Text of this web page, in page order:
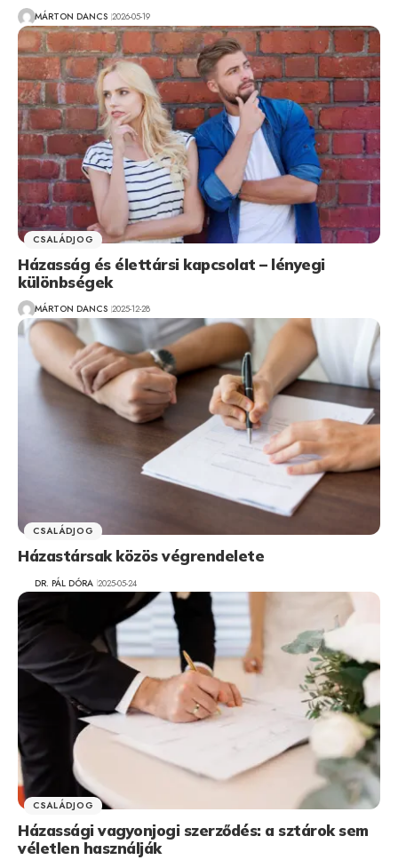
MÁRTON DANCS 2026-05-19
CSALÁDJOG
Házasság és élettársi kapcsolat – lényegi
különbségek
MÁRTON DANCS 2025-12-28
CSALÁDJOG
Házastársak közös végrendelete
DR. PÁL DÓRA 2025-05-24
CSALÁDJOG
Házassági vagyonjogi szerződés: a sztárok sem
véletlen használják